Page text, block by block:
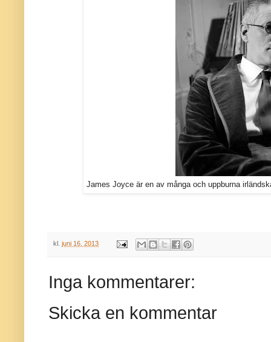
James Joyce är en av många och uppburna
kl. juni 16, 2013
Inga kommentarer:
Skicka en kommentar